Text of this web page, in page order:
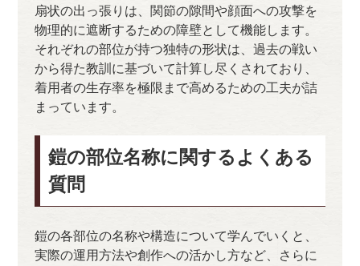
扇状の出っ張りは、関節の隙間や顔面への攻撃を
物理的に遮断するための障壁として機能します。
それぞれの部位が持つ独特の形状は、過去の戦い
から得た教訓に基づいて計算し尽くされており、
着用者の生存率を極限まで高めるための工夫が詰
まっています。
鎧の部位名称に関するよくある
質問
鎧の各部位の名称や構造について学んでいくと、
実際の運用方法や創作への活かし方など、さらに